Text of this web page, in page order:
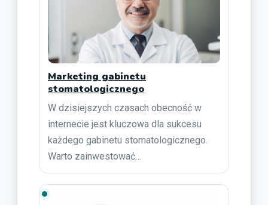
Marketing gabinetu
stomatologicznego
W dzisiejszych czasach obecność w
internecie jest kluczowa dla sukcesu
każdego gabinetu stomatologicznego.
Warto zainwestować…